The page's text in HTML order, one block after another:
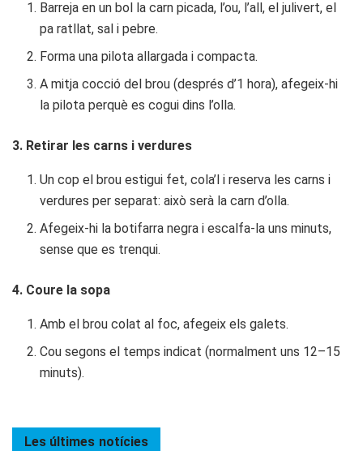
Barreja en un bol la carn picada, l’ou, l’all, el julivert, el
pa ratllat, sal i pebre.
Forma una pilota allargada i compacta.
A mitja cocció del brou (després d’1 hora), afegeix-hi
la pilota perquè es cogui dins l’olla.
3. Retirar les carns i verdures
Un cop el brou estigui fet, cola’l i reserva les carns i
verdures per separat: això serà la carn d’olla.
Afegeix-hi la botifarra negra i escalfa-la uns minuts,
sense que es trenqui.
4. Coure la sopa
Amb el brou colat al foc, afegeix els galets.
Cou segons el temps indicat (normalment uns 12–15
minuts).
Les últimes notícies